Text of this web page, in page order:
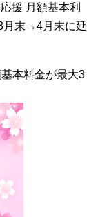
援 月額基本利
月末→4月末に延
本料金が最大3